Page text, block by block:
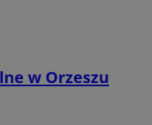
w Orzeszu